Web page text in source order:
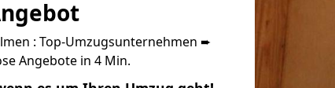
: Top-Umzugsunternehmen ➨
Angebote in 4 Min.